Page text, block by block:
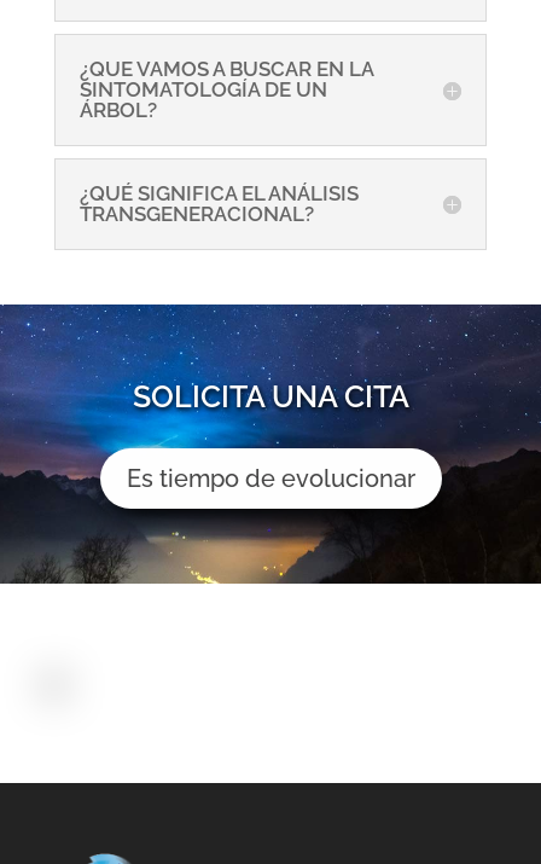
¿QUE VAMOS A BUSCAR EN LA
SINTOMATOLOGÍA DE UN
ÁRBOL?
¿QUÉ SIGNIFICA EL ANÁLISIS
TRANSGENERACIONAL?
SOLICITA UNA CITA
Es tiempo de evolucionar